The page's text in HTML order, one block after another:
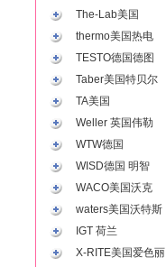
The-Lab美国
thermo美国热电
TESTO德国德图
Taber美国特贝尔
TA美国
Weller 英国伟勒
WTW德国
WISD德国 明智
WACO美国沃克
waters美国沃特斯
IGT 荷兰
X-RITE美国爱色丽